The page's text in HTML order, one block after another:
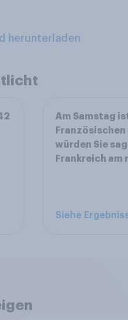
herunterladen
Am Samstag
würden Sie
Frankreich am
Siehe